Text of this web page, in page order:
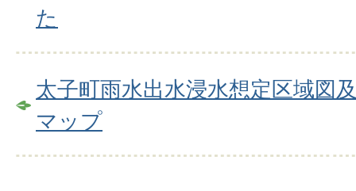
た
太子町雨水出水浸水想定区域図
マップ